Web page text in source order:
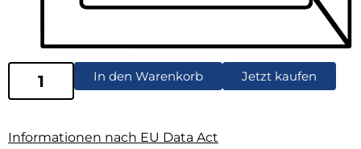
In den Warenkorb Jetzt kaufen
Informationen nach EU Data Act